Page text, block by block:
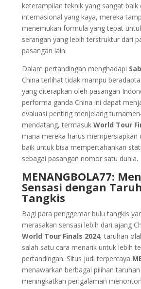
keterampilan teknik yang sangat baik
internasional yang kaya, mereka
menemukan formula yang tepat
serangan yang lebih terstruktur dari
pasangan lain.
Dalam pertandingan menghadapi
China terlihat tidak mampu
yang diterapkan oleh pasangan
performa ganda China ini dapat
evaluasi penting menjelang
mendatang, termasuk World Tour
mana mereka harus mempersiapkan
baik untuk bisa mempertahankan
sebagai pasangan nomor satu dunia.
MENANGBOLA77:
Sensasi dengan
Tangkis
Bagi para penggemar bulu tangkis
merasakan sensasi lebih dari ajang
World Tour Finals 2024, taruhan
salah satu cara menarik untuk lebih
pertandingan. Situs judi terpercaya
menawarkan berbagai pilihan
meningkatkan pengalaman